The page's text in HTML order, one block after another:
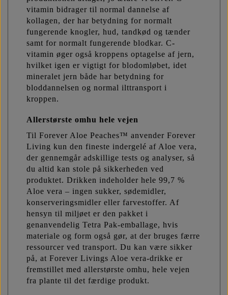
vitamin bidrager til normal dannelse af
kollagen, der har betydning for normalt
fungerende knogler, hud, tandkød og tænder
samt for normalt fungerende blodkar. C-
vitamin øger også kroppens optagelse af jern,
hvilket igen er vigtigt for blodomløbet, idet
mineralet jern både har betydning for
bloddannelsen og normal ilttransport i
kroppen.
Allerstørste omhu hele vejen
Til Forever Aloe Peaches™ anvender Forever
Living kun den fineste indergelé af Aloe vera,
der gennemgår adskillige tests og analyser, så
du altid kan stole på sikkerheden ved
produktet. Drikken indeholder hele 99,7 %
Aloe vera – ingen sukker, sødemidler,
konserveringsmidler eller farvestoffer. Af
hensyn til miljøet er den pakket i
genanvendelig Tetra Pak-emballage, hvis
materiale og form også gør, at der bruges færre
ressourcer ved transport. Du kan være sikker
på, at Forever Livings Aloe vera-drikke er
fremstillet med allerstørste omhu, hele vejen
fra plante til det færdige produkt.